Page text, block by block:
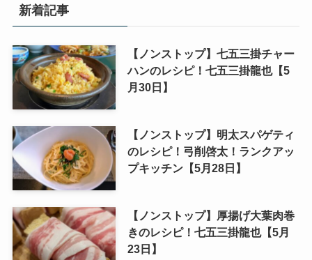
新着記事
【ノンストップ】七五三掛チャー
ハンのレシピ！七五三掛龍也【5
月30日】
【ノンストップ】明太スパゲティ
のレシピ！弓削啓太！ランクアッ
プキッチン【5月28日】
【ノンストップ】厚揚げ大葉肉巻
きのレシピ！七五三掛龍也【5月
23日】